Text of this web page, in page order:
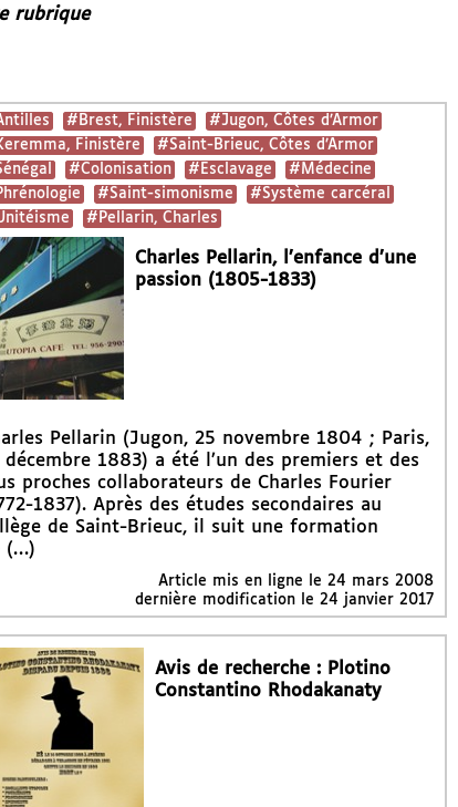
rubrique
#Brest, Finistère
#Jugon, Côtes d’Armor
Finistère
#Saint-Brieuc, Côtes d’Armor
#Colonisation #Esclavage
#Médecine
#Saint-simonisme
#Système carcéral
#Pellarin, Charles
Charles Pellarin, l’enfance d’une
passion (1805-1833)
Pellarin (Jugon, 25 novembre 1804 ; Paris,
décembre 1883) a été l’un des premiers et des
proches collaborateurs de Charles Fourier
1837). Après des études secondaires au
de Saint-Brieuc, il suit une formation
(…)
Article mis en ligne le24 mars 2008
dernière modification le 24 janvier 2017
Avis de recherche : Plotino
Constantino Rhodakanaty